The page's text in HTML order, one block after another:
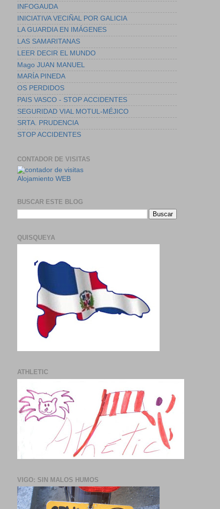
INFOGAUDA
INICIATIVA VECIÑAL POR GALICIA
LA GUARDIA EN IMÁGENES
LAS SAMARITANAS
LEER DECIR EL MUNDO
Mago JUAN MANUEL
MARÍA PINEDA
OS PERDIDOS
PAIS VASCO - STOP ACCIDENTES
SEGURIDAD VIAL MOTUL-MÉJICO
SRTA. PRUDENCIA
STOP ACCIDENTES
CONTADOR DE VISITAS
Alojamiento WEB
BUSCAR ESTE BLOG
QUISQUEYA
ATHLETIC
VIGO: SIN MALOS HUMOS